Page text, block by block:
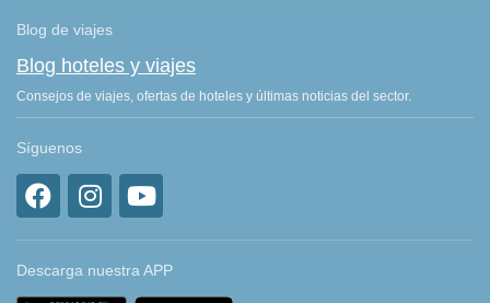
Blog de viajes
Blog hoteles y viajes
Consejos de viajes, ofertas de hoteles y últimas noticias del sector.
Síguenos
Descarga nuestra APP